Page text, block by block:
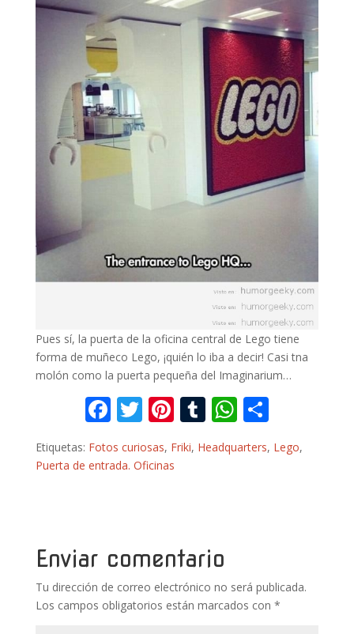
Pues sí, la puerta de la oficina central de Lego tiene
forma de muñeco Lego, ¡quién lo iba a decir! Casi tna
molón como la puerta pequeña del Imaginarium…
F
e
k
T
itt
Pi
nt
er
T
u
m
W
h
at
o
m
Etiquetas: Fotos curiosas, Friki, Headquarters, Lego,
Puerta de entrada. Oficinas
Enviar comentario
Tu dirección de correo electrónico no será publicada.
Los campos obligatorios están marcados con *